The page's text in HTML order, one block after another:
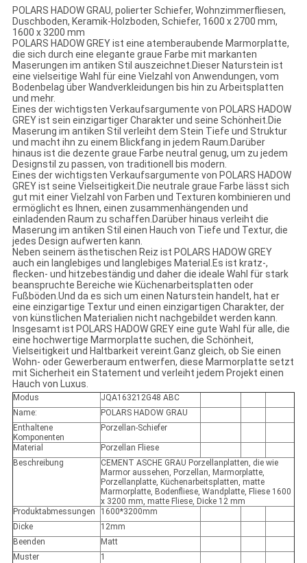
POLARS HADOW GRAU, polierter Schiefer, Wohnzimmerfliesen,
Duschboden, Keramik-Holzboden, Schiefer, 1600 x 2700 mm,
1600 x 3200 mm
POLARS HADOW GREY ist eine atemberaubende Marmorplatte,
die sich durch eine elegante graue Farbe mit markanten
Maserungen im antiken Stil auszeichnet.Dieser Naturstein ist
eine vielseitige Wahl für eine Vielzahl von Anwendungen, vom
Bodenbelag über Wandverkleidungen bis hin zu Arbeitsplatten
und mehr.
Eines der wichtigsten Verkaufsargumente von POLARS HADOW
GREY ist sein einzigartiger Charakter und seine Schönheit.Die
Maserung im antiken Stil verleiht dem Stein Tiefe und Struktur
und macht ihn zu einem Blickfang in jedem Raum.Darüber
hinaus ist die dezente graue Farbe neutral genug, um zu jedem
Designstil zu passen, von traditionell bis modern.
Eines der wichtigsten Verkaufsargumente von POLARS HADOW
GREY ist seine Vielseitigkeit.Die neutrale graue Farbe lässt sich
gut mit einer Vielzahl von Farben und Texturen kombinieren und
ermöglicht es Ihnen, einen zusammenhängenden und
einladenden Raum zu schaffen.Darüber hinaus verleiht die
Maserung im antiken Stil einen Hauch von Tiefe und Textur, die
jedes Design aufwerten kann.
Neben seinem ästhetischen Reiz ist POLARS HADOW GREY
auch ein langlebiges und langlebiges Material.Es ist kratz-,
flecken- und hitzebeständig und daher die ideale Wahl für stark
beanspruchte Bereiche wie Küchenarbeitsplatten oder
Fußböden.Und da es sich um einen Naturstein handelt, hat er
eine einzigartige Textur und einen einzigartigen Charakter, der
von künstlichen Materialien nicht nachgebildet werden kann.
Insgesamt ist POLARS HADOW GREY eine gute Wahl für alle, die
eine hochwertige Marmorplatte suchen, die Schönheit,
Vielseitigkeit und Haltbarkeit vereint.Ganz gleich, ob Sie einen
Wohn- oder Gewerberaum entwerfen, diese Marmorplatte setzt
mit Sicherheit ein Statement und verleiht jedem Projekt einen
Hauch von Luxus.
Modus
JQA163212G48 ABC
Name:
POLARS HADOW GRAU
Enthaltene
Komponenten
Porzellan-Schiefer
Material
Porzellan Fliese
Beschreibung
CEMENT ASCHE GRAU Porzellanplatten, die wie
Marmor aussehen, Porzellan, Marmorplatte,
Porzellanplatte, Küchenarbeitsplatten, matte
Marmorplatte, Bodenfliese, Wandplatte, Fliese 1600
x 3200 mm, matte Fliese, Dicke 12 mm
Produktabmessungen
1600*3200mm
Dicke
12mm
Beenden
Matt
Muster
1